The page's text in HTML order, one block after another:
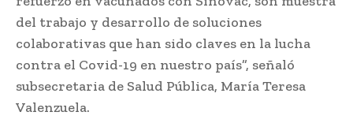
del trabajo y desarrollo de soluciones
colaborativas que han sido claves en la lucha
contra el Covid-19 en nuestro país”, señaló
subsecretaria de Salud Pública, María Teresa
Valenzuela.